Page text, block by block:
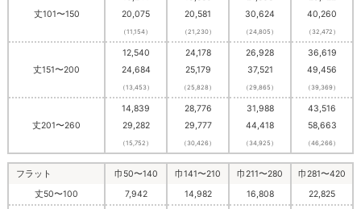
丈101〜150
20,075
（11,154）
20,581
（21,230）
30,624
（24,805）
40,260
（32,472）
丈151〜200
12,540
24,684
（13,453）
24,178
25,179
（25,828）
26,928
37,521
（29,865）
36,619
49,456
（39,369）
丈201〜260
14,839
29,282
（15,752）
28,776
29,777
（30,426）
31,988
44,418
（34,925）
43,516
58,663
（46,266）
フラット 巾50〜140 巾141〜210 巾211〜280
巾281〜420
丈50〜100
7,942 14,982 16,808 22,825